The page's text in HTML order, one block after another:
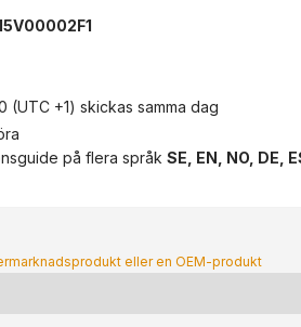
(UTC +1) skickas samma dag
på flera språk SE, EN, NO, DE,
eller en OEM-produkt